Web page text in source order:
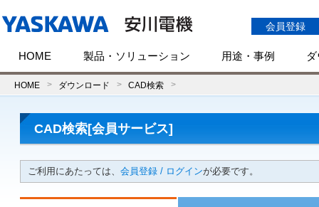
会員登録
HOME 製品・ソリューション 用途・事例
HOME ダウンロード CAD検索
CAD検索[会員サービス]
ご利用にあたっては、 会員登録 / ログインが必要です。